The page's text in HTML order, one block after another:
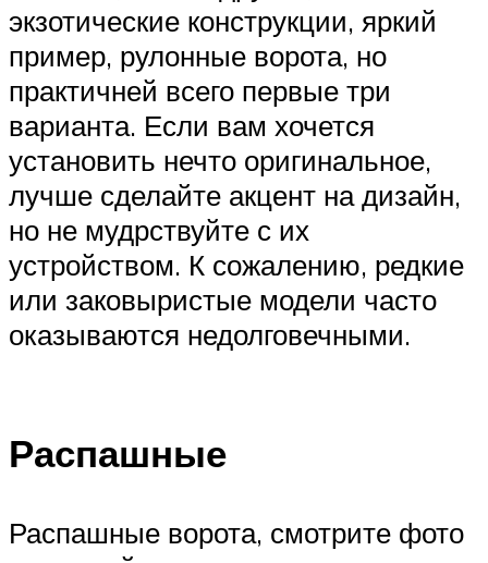
экзотические конструкции, яркий
пример, рулонные ворота, но
практичней всего первые три
варианта. Если вам хочется
установить нечто оригинальное,
лучше сделайте акцент на дизайн,
но не мудрствуйте с их
устройством. К сожалению, редкие
или заковыристые модели часто
оказываются недолговечными.
Распашные
Распашные ворота, смотрите фото